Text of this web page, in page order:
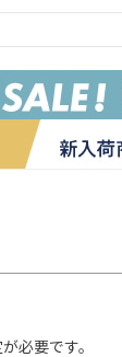
必要です。